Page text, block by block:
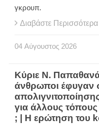
γκρουπ.
Διαβάστε Περισσότερα
04 Αύγουστος 2026
Κύριε Ν.
άνθρωποι έφυγαν
για άλλους
; | Η ερώτηση του